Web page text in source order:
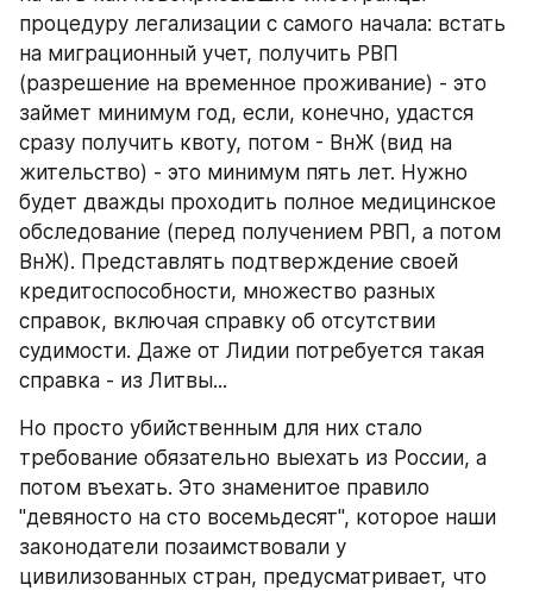
процедуру легализации с самого начала: встать
на миграционный учет, получить РВП
(разрешение на временное проживание) - это
займет минимум год, если, конечно, удастся
сразу получить квоту, потом - ВнЖ (вид на
жительство) - это минимум пять лет. Нужно
будет дважды проходить полное медицинское
обследование (перед получением РВП, а потом
ВнЖ). Представлять подтверждение своей
кредитоспособности, множество разных
справок, включая справку об отсутствии
судимости. Даже от Лидии потребуется такая
справка - из Литвы...
Но просто убийственным для них стало
требование обязательно выехать из России, а
потом въехать. Это знаменитое правило
"девяносто на сто восемьдесят", которое наши
законодатели позаимствовали у
цивилизованных стран, предусматривает, что